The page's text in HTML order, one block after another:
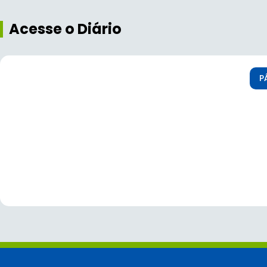
Acesse o Diário